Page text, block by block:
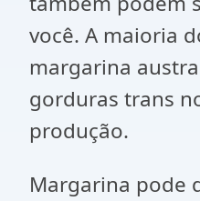
você. A maioria
margarina
gorduras trans
produção.
Margarina pode